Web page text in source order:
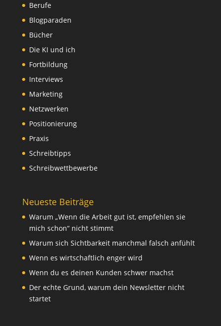
Berufe
Blogparaden
Bücher
Die KI und ich
Fortbildung
Interviews
Marketing
Netzwerken
Positionierung
Praxis
Schreibtipps
Schreibwettbewerbe
Neueste Beiträge
Warum „Wenn die Arbeit gut ist, empfehlen sie
mich schon“ nicht stimmt
Warum sich Sichtbarkeit manchmal falsch anfühlt
Wenn es wirtschaftlich enger wird
Wenn du es deinen Kunden schwer machst
Der echte Grund, warum dein Newsletter nicht
startet